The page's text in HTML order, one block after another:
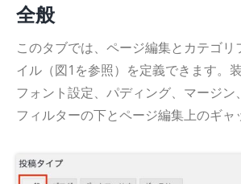
全般
このタブでは、ページ編集とカテゴリ
イル（図1を参照）を定義できます。
フォント設定、パディング、マージン
フィルターの下とページ編集上のギャ